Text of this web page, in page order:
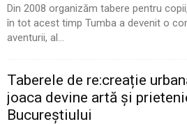
Din 2008 organizăm tabere pentru
în tot acest timp Tumba a devenit o
aventurii, al...
Taberele de re:creație
joaca devine artă și
Bucureștiului